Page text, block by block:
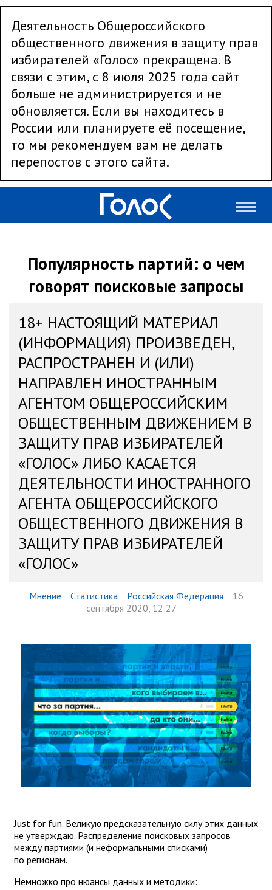
Деятельность Общероссийского
общественного движения в защиту прав
избирателей «Голос» прекращена. В
связи с этим, с 8 июля 2025 года сайт
больше не администрируется и не
обновляется. Если вы находитесь в
России или планируете её посещение,
то мы рекомендуем вам не делать
перепостов с этого сайта.
Популярность партий: о чем
говорят поисковые запросы
18+ НАСТОЯЩИЙ МАТЕРИАЛ
(ИНФОРМАЦИЯ) ПРОИЗВЕДЕН,
РАСПРОСТРАНЕН И (ИЛИ)
НАПРАВЛЕН ИНОСТРАННЫМ
АГЕНТОМ ОБЩЕРОССИЙСКИМ
ОБЩЕСТВЕННЫМ ДВИЖЕНИЕМ В
ЗАЩИТУ ПРАВ ИЗБИРАТЕЛЕЙ
«ГОЛОС» ЛИБО КАСАЕТСЯ
ДЕЯТЕЛЬНОСТИ ИНОСТРАННОГО
АГЕНТА ОБЩЕРОССИЙСКОГО
ОБЩЕСТВЕННОГО ДВИЖЕНИЯ В
ЗАЩИТУ ПРАВ ИЗБИРАТЕЛЕЙ
«ГОЛОС»
Мнение Статистика Российская Федерация
16
сентября 2020, 12:27
Just for fun. Великую предсказательную силу этих данных
не утверждаю. Распределение поисковых запросов
между партиями (и неформальными списками)
по регионам.
Немножко про нюансы данных и методики: